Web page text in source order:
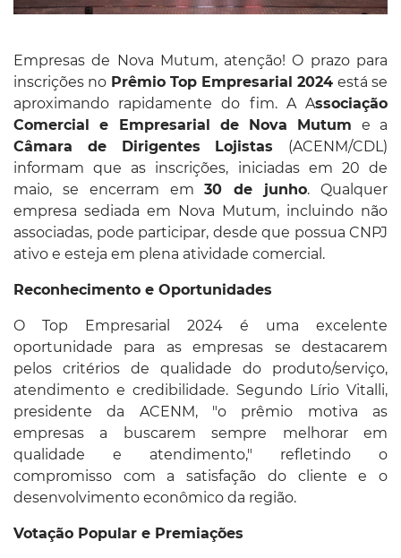
Empresas de Nova Mutum, atenção! O prazo para
inscrições no Prêmio Top Empresarial 2024 está se
aproximando rapidamente do fim. A Associação
Comercial e Empresarial de Nova Mutum e a
Câmara de Dirigentes Lojistas (ACENM/CDL)
informam que as inscrições, iniciadas em 20 de
maio, se encerram em30 de junho. Qualquer
empresa sediada em Nova Mutum, incluindo não
associadas, pode participar, desde que possua CNPJ
ativo e esteja em plena atividade comercial.
Reconhecimento e Oportunidades
O Top Empresarial 2024 é uma excelente
oportunidade para as empresas se destacarem
pelos critérios de qualidade do produto/serviço,
atendimento e credibilidade. Segundo Lírio Vitalli,
presidente da ACENM, "o prêmio motiva as
empresas a buscarem sempre melhorar em
qualidade e atendimento," refletindo o
compromisso com a satisfação do cliente e o
desenvolvimento econômico da região.
Votação Popular e Premiações